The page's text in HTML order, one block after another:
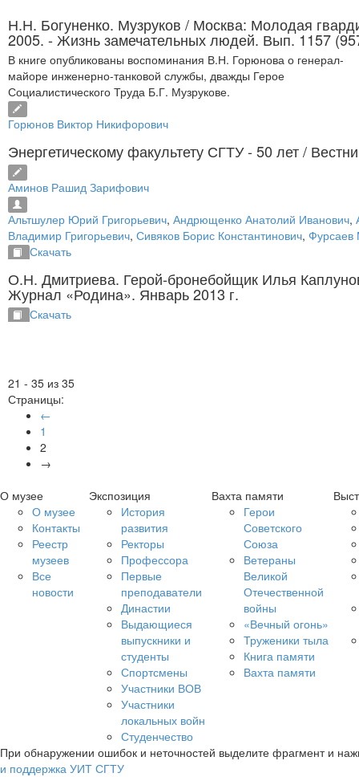
Н.Н. Богуненко. Музруков / Москва: Молодая
2005. - Жизнь замечательных людей. Вып. 1157
В книге опубликованы воспоминания В.Н. Горюнова о генерал-
майоре инженерно-танковой службы, дважды Герое
Социалистического Труда Б.Г. Музрукове.
Горюнов Виктор Никифорович
Энергетическому факультету СГТУ - 50 лет/
Аминов Рашид Зарифович
Альтшулер Юрий Григорьевич, Андрющенко Анатолий Иванович,
Владимир Григорьевич, Сивяков Борис Константинович, Фурсаев
Скачать
О.Н. Дмитриева. Герой-бронебойщик Илья
Журнал «Родина». Январь 2013 г.
Скачать
21 - 35 из 35
Страницы:
←
1
2
→
О музее
О музее
Контакты
Реестр
музеев
Все
новости
Экспозиция
История
развития
Ректоры
Профессора
Первые
преподаватели
Династии
Выдающиеся
выпускники и
студенты
Спортсмены
Участники ВОВ
Участники
локальных войн
Студенчество
Вахта памяти
Герои
Советского
Союза
Ветераны
Великой
Отечественной
войны
«Вечный огонь»
Труженики тыла
Книга памяти
Вахта памяти
При обнаружении ошибок и неточностей выделите фрагмент и
и поддержка УИТ СГТУ